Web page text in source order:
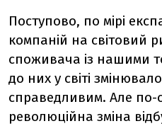
Поступово, по мірі
компаній на світовий
споживача із нашими
до них у світі
справедливим. Але
революційна зміна